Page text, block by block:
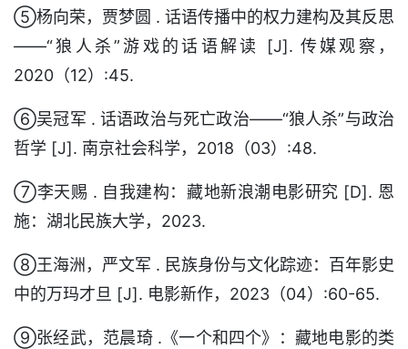
⑤杨向荣，贾梦圆 . 话语传播中的权力建构及其反思
——“狼人杀”游戏的话语解读 [J]. 传媒观察，
2020（12）:45.
⑥吴冠军 . 话语政治与死亡政治——“狼人杀”与政治
哲学 [J]. 南京社会科学，2018（03）:48.
⑦李天赐 . 自我建构：藏地新浪潮电影研究 [D]. 恩
施：湖北民族大学，2023.
⑧王海洲，严文军 . 民族身份与文化踪迹：百年影史
中的万玛才旦 [J]. 电影新作，2023（04）:60-65.
⑨张经武，范晨琦 .《一个和四个》：藏地电影的类